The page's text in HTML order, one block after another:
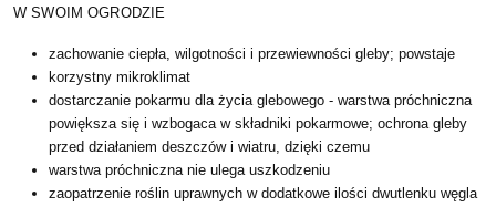
W SWOIM OGRODZIE
zachowanie ciepła, wilgotności i przewiewności gleby; powstaje
korzystny mikroklimat
dostarczanie pokarmu dla życia glebowego - warstwa próchniczna
powiększa się i wzbogaca w składniki pokarmowe; ochrona gleby
przed działaniem deszczów i wiatru, dzięki czemu
warstwa próchniczna nie ulega uszkodzeniu
zaopatrzenie roślin uprawnych w dodatkowe ilości dwutlenku węgla